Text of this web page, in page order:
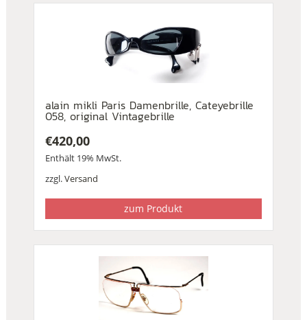
alain mikli Paris Damenbrille, Cateyebrille
058, original Vintagebrille
€420,00
Enthält 19% MwSt.
zzgl.Versand
zum Produkt